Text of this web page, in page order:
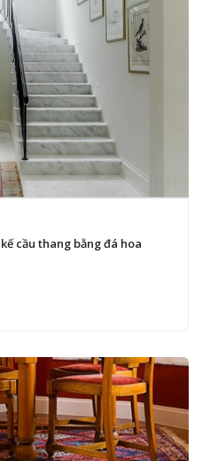
cầu thang bằng đá hoa